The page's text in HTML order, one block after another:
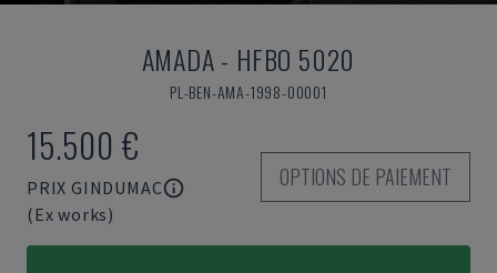
AMADA- HFBO 5020
PL-BEN-AMA-1998-00001
15.500 €
PRIX GINDUMAC
(Ex works)
OPTIONS DE PAIEMENT